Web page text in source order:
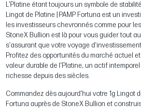
L'Platine étant toujours un symbole de
Lingot de Platine | PAMP Fortuna est un
les investisseurs chevronnés comme pour
StoneX Bullion est là pour vous guider tout
s'assurant que votre voyage
Profitez des opportunités du marché actuel
valeur durable de l'Platine, un actif
richesse depuis des siècles.
Commandez dès aujourd'hui votre 1g Lingot
Fortuna auprès de StoneX Bullion et